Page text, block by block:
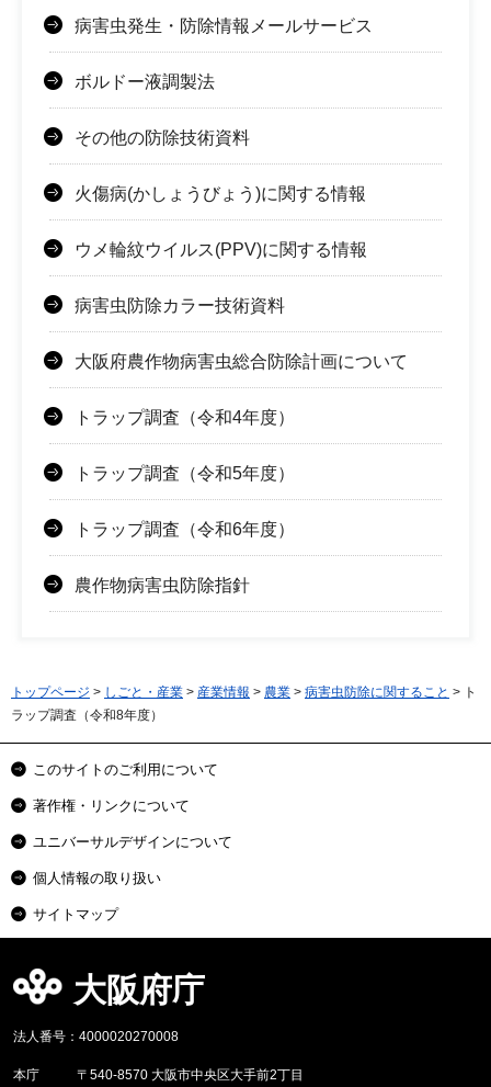
病害虫発生・防除情報メールサービス
ボルドー液調製法
その他の防除技術資料
火傷病(かしょうびょう)に関する情報
ウメ輪紋ウイルス(PPV)に関する情報
病害虫防除カラー技術資料
大阪府農作物病害虫総合防除計画について
トラップ調査（令和4年度）
トラップ調査（令和5年度）
トラップ調査（令和6年度）
農作物病害虫防除指針
トップページ > しごと・産業 > 産業情報 > 農業 > 病害虫防除に関すること > ト
ラップ調査（令和8年度）
このサイトのご利用について
著作権・リンクについて
ユニバーサルデザインについて
個人情報の取り扱い
サイトマップ
大阪府庁
法人番号：4000020270008
本庁 〒540-8570 大阪市中央区大手前2丁目